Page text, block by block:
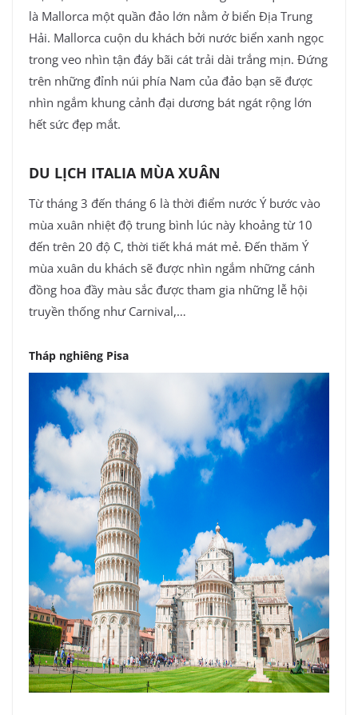
là Mallorca một quần đảo lớn nằm ở biển Địa Trung
Hải. Mallorca cuộn du khách bởi nước biển xanh ngọc
trong veo nhìn tận đáy bãi cát trải dài trắng mịn. Đứng
trên những đỉnh núi phía Nam của đảo bạn sẽ được
nhìn ngắm khung cảnh đại dương bát ngát rộng lớn
hết sức đẹp mắt.
DU LỊCH ITALIA MÙA XUÂN
Từ tháng 3 đến tháng 6 là thời điểm nước Ý bước vào
mùa xuân nhiệt độ trung bình lúc này khoảng từ 10
đến trên 20 độ C, thời tiết khá mát mẻ. Đến thăm Ý
mùa xuân du khách sẽ được nhìn ngắm những cánh
đồng hoa đầy màu sắc được tham gia những lễ hội
truyền thống như Carnival,…
Tháp nghiêng Pisa